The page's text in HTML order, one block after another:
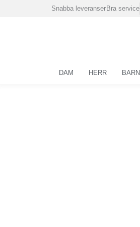
Snabba leveranser Bra service
DAM HERR BARN